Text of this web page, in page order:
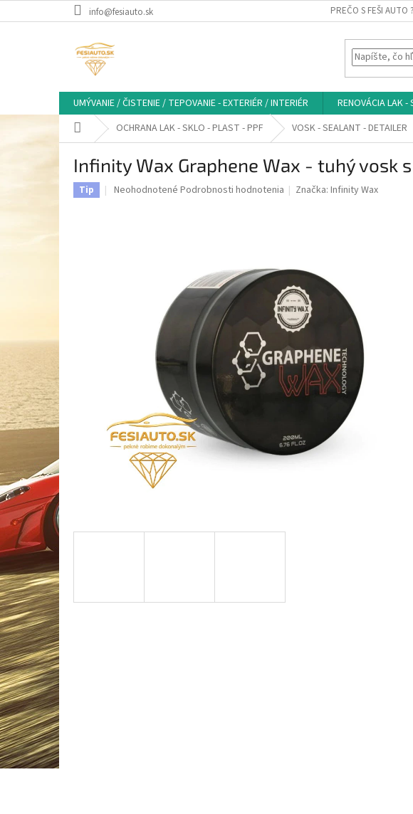
na
info@fesiauto.sk PREČO S FEŠI AUTO ?
UMÝVANIE / ČISTENIE / TEPOVANIE - EXTERIÉR / INTERIÉR RENOVÁCIA LAK -
Domov OCHRANA LAK - SKLO - PLAST - PPF VOSK - SEALANT - DETAILER
Infinity Wax Graphene Wax - tuhý vosk
Tip
Priemerné
Neohodnotené Podrobnosti hodnotenia Značka:Infinity Wax